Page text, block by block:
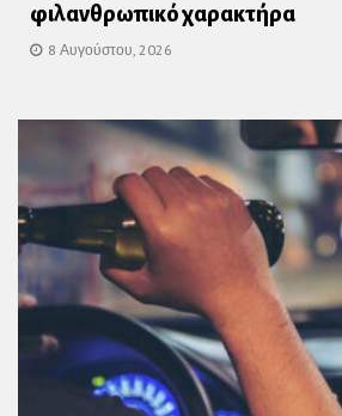
φιλανθρωπικό χαρακτήρα
8 Αυγούστου, 2026